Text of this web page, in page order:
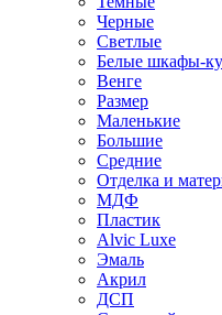
Черные
Светлые
Белые шкафы-
Венге
Размер
Маленькие
Большие
Средние
Отделка и
МДФ
Пластик
Alvic Luxe
Эмаль
Акрил
ДСП